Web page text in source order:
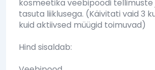
kosmeetika veebipoodi tellimuste
tasuta liiklusega. (Käivitati vaid 3
kuid aktiivsed müügid toimuvad)
Hind sisaldab: